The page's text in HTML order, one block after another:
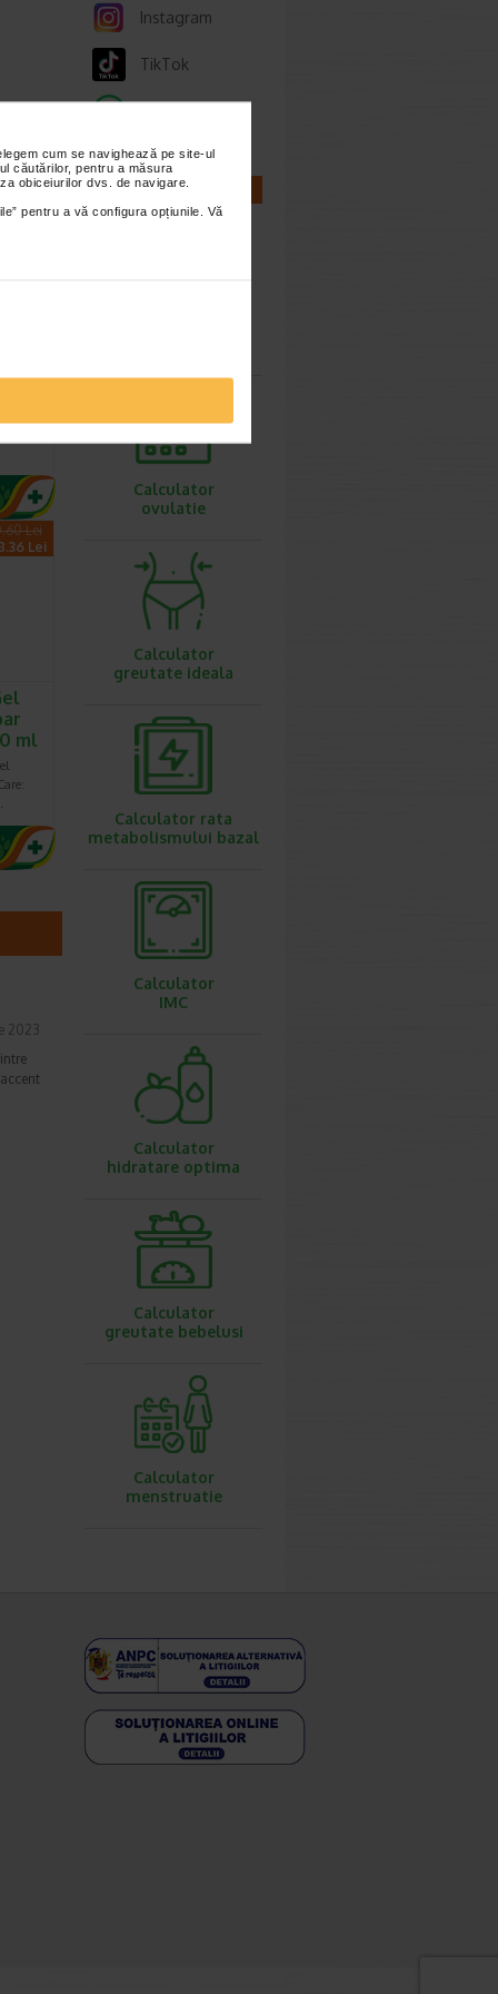
cum se navighează pe site-ul
căutărilor, pentru a măsura
obiceiurilor dvs. de navigare.
pentru a vă configura opțiunile. Vă
Lei
Lei
Lei
ml
2023
Instagram
TikTok
CALCULATOARE
Calculator
ovulatie
Calculator
greutate ideala
Calculator rata
metabolismului bazal
Calculator
IMC
Calculator
hidratare optima
Calculator
greutate bebelusi
Calculator
menstruatie